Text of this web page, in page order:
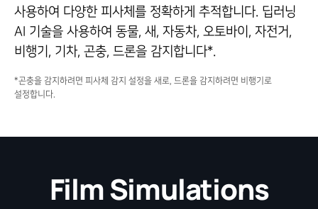
사용하여 다양한 피사체를 정확하게 추적합니다. 딥러닝
AI 기술을 사용하여 동물, 새, 자동차, 오토바이, 자전거,
비행기, 기차, 곤충, 드론을 감지합니다*.
*곤충을 감지하려면 피사체 감지 설정을 새로, 드론을 감지하려면 비행기로
설정합니다.
Film Simulations